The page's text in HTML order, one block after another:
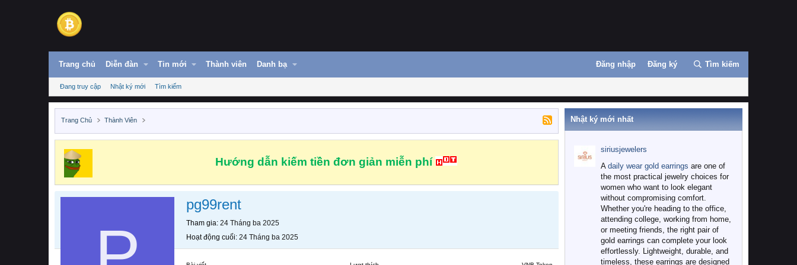
Trang chủ Diễn đàn Tin mới Thành viên Danh bạ Đăng nhập Đăng ký Tìm kiếm
Đang truy cập Nhật ký mới Tìm kiếm
Trang Chủ Thành Viên
Hướng dẫn kiếm tiền đơn giản miễn phí
pg99rent
Tham gia 24 Tháng ba 2025
Hoạt động cuối 24 Tháng ba 2025
Nhật ký mới nhất
siriusjewelers
A daily wear gold earrings are one of
the most practical jewelry choices for
women who want to look elegant
without compromising comfort.
Whether you're heading to the office,
attending college, working from home,
or meeting friends, the right pair of
gold earrings can complete your look
effortlessly. Lightweight, durable, and
timeless, these earrings are designed